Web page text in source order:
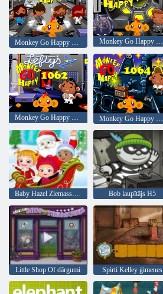
Monkey Go Happy Stage 1058
Monkey Go Happy Stage 1062
Baby Hazel Ziemassvētku pārsteigums Bob laupītājs H5
Little Shop Of dārgumi Spirti Kelley ģimenes